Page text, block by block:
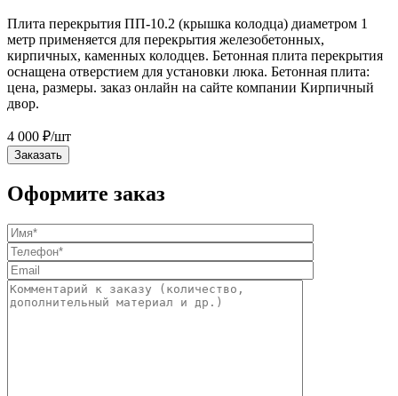
Плита перекрытия ПП-10.2 (крышка колодца) диаметром 1
метр применяется для перекрытия железобетонных,
кирпичных, каменных колодцев. Бетонная плита перекрытия
оснащена отверстием для установки люка. Бетонная плита:
цена, размеры. заказ онлайн на сайте компании Кирпичный
двор.
4 000 ₽/шт
Заказать
Оформите заказ